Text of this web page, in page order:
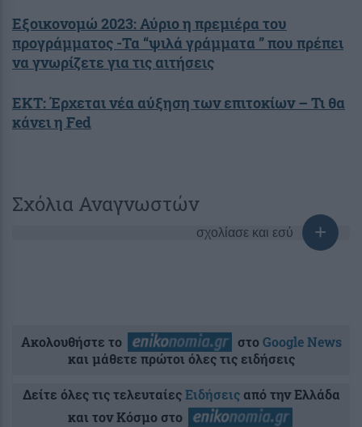
Εξοικονομώ 2023: Αύριο η πρεμιέρα του
προγράμματος -Τα “ψιλά γράμματα ” που πρέπει
να γνωρίζετε για τις αιτήσεις
ΕΚΤ: Έρχεται νέα αύξηση των επιτοκίων – Τι θα
κάνει η Fed
Σχόλια Αναγνωστών
σχολίασε και εσύ
Ακολουθήστε το στοGoogle News
και μάθετε πρώτοι όλες τις ειδήσεις
Δείτε όλες τις τελευταίεςΕιδήσειςαπό την Ελλάδα
και τον Κόσμο στο